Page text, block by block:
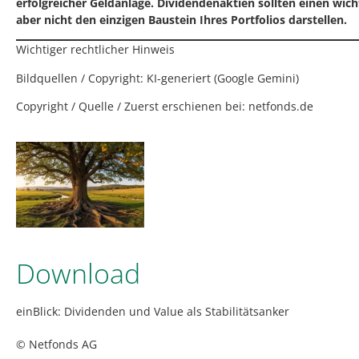
aber nicht den einzigen Baustein Ihres Portfolios darstellen.
Wichtiger rechtlicher Hinweis
Bildquellen / Copyright: KI-generiert (Google Gemini)
Copyright / Quelle / Zuerst erschienen bei: netfonds.de
Download
einBlick: Dividenden und Value als Stabilitätsanker
© Netfonds AG